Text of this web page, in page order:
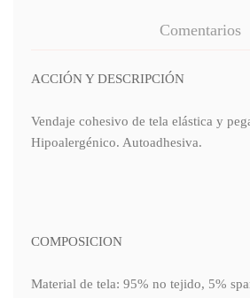
Comentarios
ACCIÓN Y DESCRIPCIÓN
Vendaje cohesivo de tela elástica y
Hipoalergénico. Autoadhesiva.
COMPOSICION
Material de tela: 95% no tejido, 5%